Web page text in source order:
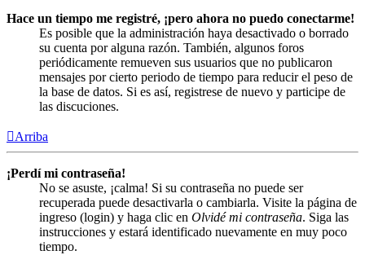
Hace un tiempo me registré, ¡pero ahora no puedo conectarme!
Es posible que la administración haya desactivado o borrado
su cuenta por alguna razón. También, algunos foros
periódicamente remueven sus usuarios que no publicaron
mensajes por cierto periodo de tiempo para reducir el peso de
la base de datos. Si es así, registrese de nuevo y participe de
las discuciones.
Arriba
¡Perdí mi contraseña!
No se asuste, ¡calma! Si su contraseña no puede ser
recuperada puede desactivarla o cambiarla. Visite la página de
ingreso (login) y haga clic en Olvidé mi contraseña. Siga las
instrucciones y estará identificado nuevamente en muy poco
tiempo.